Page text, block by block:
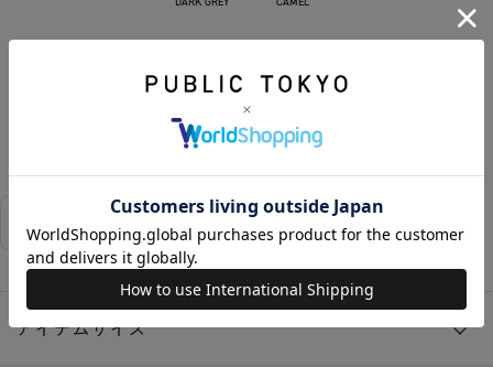
相談する 店舗在庫
アイテムサイズ